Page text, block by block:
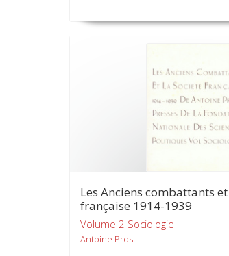
Les Anciens combattants
française 1914-1939
Volume 2 Sociologie
Antoine Prost